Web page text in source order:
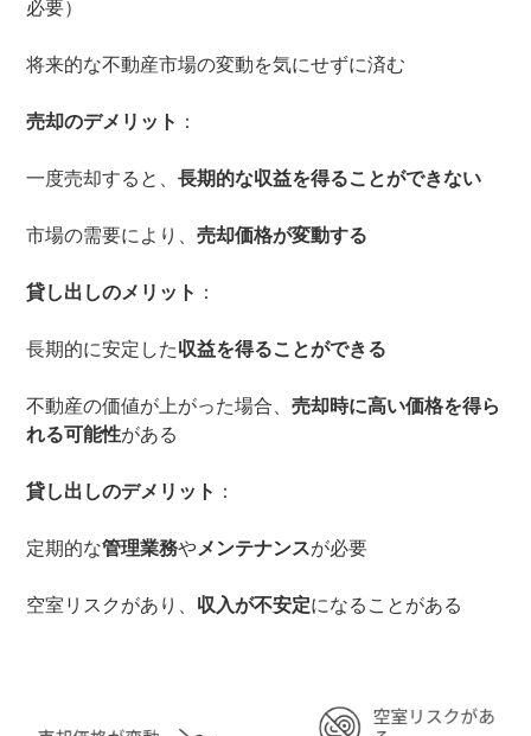
必要）
将来的な不動産市場の変動を気にせずに済む
売却のデメリット ：
一度売却すると、長期的な収益を得ることができない
市場の需要により、売却価格が変動する
貸し出しのメリット ：
長期的に安定した収益を得ることができる
不動産の価値が上がった場合、売却時に高い価格を得ら
れる可能性がある
貸し出しのデメリット ：
定期的な管理業務やメンテナンスが必要
空室リスクがあり、 収入が不安定になることがある